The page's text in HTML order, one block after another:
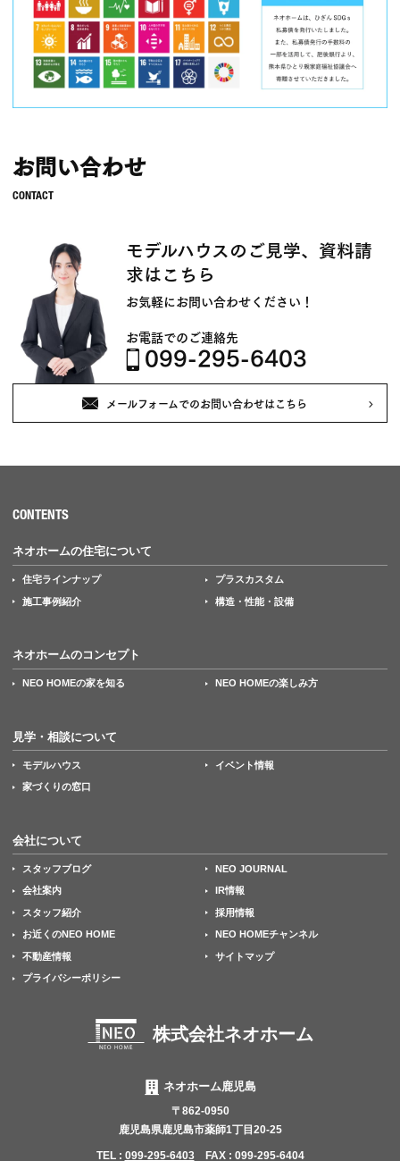
お問い合わせ
モデルハウスのご見学、資料請
求はこちら
お気軽にお問い合わせください！
お電話でのご連絡先
099-295-6403
メールフォームでのお問い合わせはこちら
CONTENTS
ネオホームの住宅について
住宅ラインナップ プラスカスタム
施工事例紹介 構造・性能・設備
ネオホームのコンセプト
NEO HOMEの家を知る NEO HOMEの楽しみ方
見学・相談について
モデルハウス イベント情報
家づくりの窓口
会社について
スタッフブログ NEO JOURNAL
会社案内 IR情報
スタッフ紹介 採用情報
お近くのNEO HOME NEO HOMEチャンネル
不動産情報 サイトマップ
プライバシーポリシー
株式会社ネオホーム
ネオホーム鹿児島
〒862-0950
鹿児島県鹿児島市薬師1丁目20-25
TEL : 099-295-6403 FAX : 099-295-6404